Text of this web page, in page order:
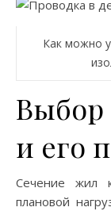
Как можно
Выбор
и его
Сечение жил
плановой